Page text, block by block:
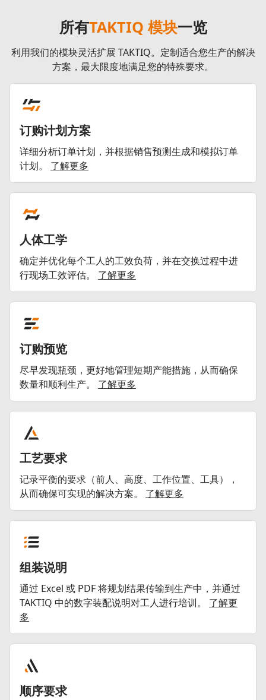
所有TAKTIQ 模块一览
利用我们的模块灵活扩展 TAKTIQ。定制适合您生产的解决
方案，最大限度地满足您的特殊要求。
订购计划方案
详细分析订单计划，并根据销售预测生成和模拟订单
计划。 了解更多
人体工学
确定并优化每个工人的工效负荷，并在交换过程中进
行现场工效评估。 了解更多
订购预览
尽早发现瓶颈，更好地管理短期产能措施，从而确保
数量和顺利生产。 了解更多
工艺要求
记录平衡的要求（前人、高度、工作位置、工具），
从而确保可实现的解决方案。 了解更多
组装说明
通过 Excel 或 PDF 将规划结果传输到生产中，并通过
TAKTIQ 中的数字装配说明对工人进行培训。 了解更
多
顺序要求